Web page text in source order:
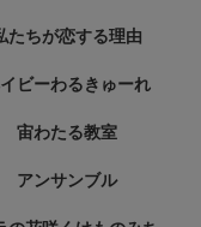
たちが恋する理由
ビーわるきゅーれ
宙わたる教室
アンサンブル